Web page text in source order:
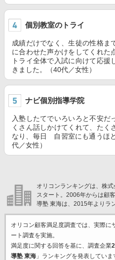
個別教室のトライ
成績だけでなく、生徒の性格ま
に合わせた声かけをしてくれた
トライ全体で入試に向けて応
きました。（40代／女性）
ナビ個別指導学院
入塾したてでいろいろと不安だ
くさん話しかけてくれて、たく
なり、毎日 自習室にも通うほ
代／女性）
オリコンランキングは、株
スタート。2006年からは顧
導塾 東海は、2015年よりラ
オリコン顧客満足度調査では、実際に
ート調査を実施。
満足度に関する回答を基に、調査企業
導塾 東海」ランキングを発表していま